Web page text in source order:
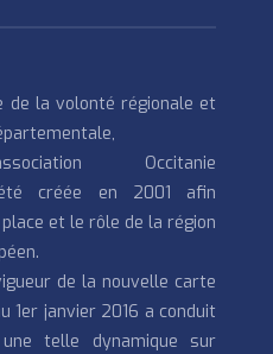
de la volonté régionale et
Occitanie
créée en 2001 afin
et le rôle de la région
de la nouvelle carte
1er janvier 2016 a conduit
telle dynamique sur